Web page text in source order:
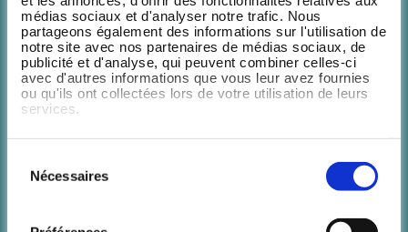
médias sociaux et d'analyser notre trafic. Nous
partageons également des informations sur l'utilisation de
notre site avec nos partenaires de médias sociaux, de
publicité et d'analyse, qui peuvent combiner celles-ci
avec d'autres informations que vous leur avez fournies
ou qu'ils ont collectées lors de votre utilisation de leurs
services.
Nécessaires
routine sportive.
Avec Wellpass, choisissez seulement les activités qui vous
plaisent parmi +300 :
Fitness